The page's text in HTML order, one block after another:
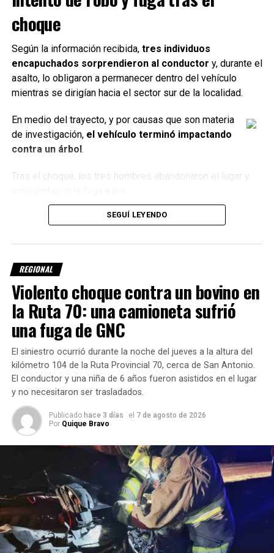
infraestructura vial destinado a fortalecer la conectividad y
mejorar uno de los corredores más importantes del centro
santafesino.
Con información de Radio Belgrano de Suardi
TEMAS RELACIONADOS:
AVENIDA FANTI
Rafaela: la PDI detuvo a un hombre acusado de privación
ilegítima de la libertad, lesiones y amenazas
NO TE PIERDAS
choque
Según la información recibida, tres individuos
encapuchados sorprendieron al conductor y, durante el
asalto, lo obligaron a permanecer dentro del vehículo
mientras se dirigían hacia el sector sur de la localidad.
En medio del trayecto, y por causas que son materia
de investigación, el vehículo terminó impactando
contra un árbol.
Tras el choque, los tres hombres abandonaron el lugar y
No lograron llevarse el chasis
llevarse el chasis
habrían sustraído el
De acuerdo con la información disponible, la víctima
no habría sufrido lesiones de gravedad.
El hecho es investigado para determinar con precisión
cómo ocurrió el episodio e intentar establecer la identidad
de los autores.
La información se encuentra en proceso de
investigación y podría ser ampliada a medida que
surjan nuevos datos oficiales.
Con información de FM Horizonte 96.1
SEGUÍ LEYENDO
REGIONAL
Violento choque contra un bovino en
la Ruta 70: una camioneta sufrió
una fuga de GNC
El siniestro ocurrió durante la noche del jueves a la altura del
kilómetro 104 de la Ruta Provincial 70, cerca de San Antonio.
El conductor y una niña de 6 años fueron asistidos en el lugar
y no necesitaron ser trasladados.
Publicado hace 3 días el 7 de agosto de 2026
Por Quique Bravo